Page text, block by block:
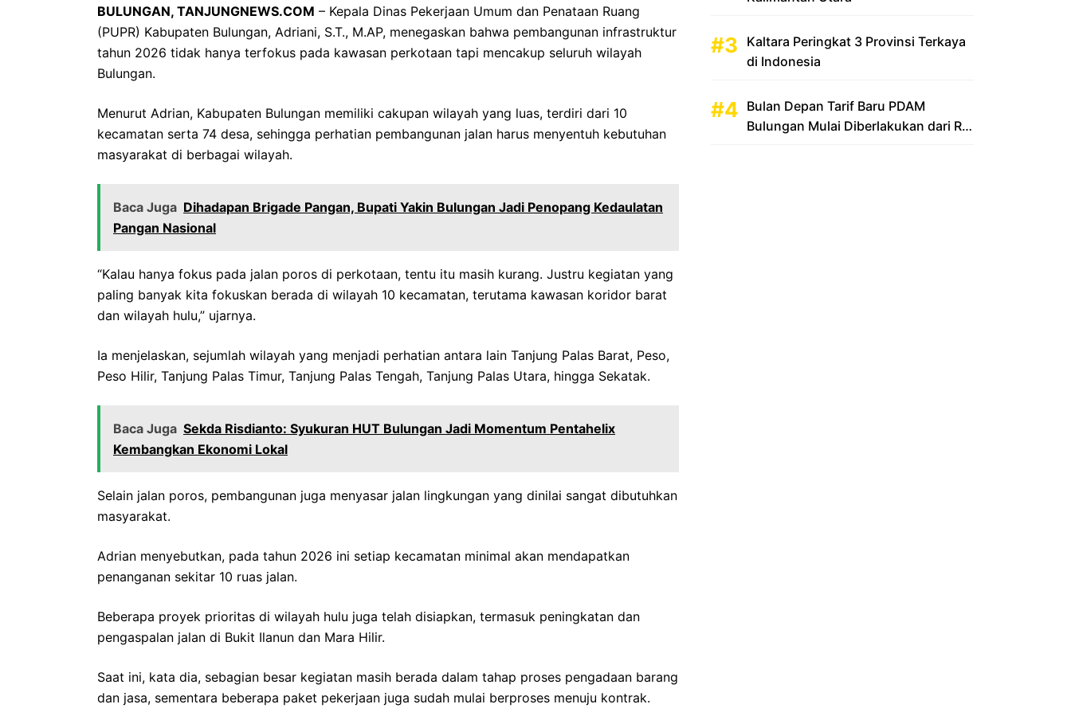
BULUNGAN, TANJUNGNEWS.COM – Kepala Dinas Pekerjaan Umum dan Penataan Ruang
(PUPR) Kabupaten Bulungan, Adriani, S.T., M.AP, menegaskan bahwa pembangunan infrastruktur
tahun 2026 tidak hanya terfokus pada kawasan perkotaan tapi mencakup seluruh wilayah
Bulungan.
‎Menurut Adrian, Kabupaten Bulungan memiliki cakupan wilayah yang luas, terdiri dari 10
kecamatan serta 74 desa, sehingga perhatian pembangunan jalan harus menyentuh kebutuhan
masyarakat di berbagai wilayah.
Baca Juga Dihadapan Brigade Pangan, Bupati Yakin Bulungan Jadi Penopang Kedaulatan
Pangan Nasional
‎“Kalau hanya fokus pada jalan poros di perkotaan, tentu itu masih kurang. Justru kegiatan yang
paling banyak kita fokuskan berada di wilayah 10 kecamatan, terutama kawasan koridor barat
dan wilayah hulu,” ujarnya.
‎Ia menjelaskan, sejumlah wilayah yang menjadi perhatian antara lain Tanjung Palas Barat, Peso,
Peso Hilir, Tanjung Palas Timur, Tanjung Palas Tengah, Tanjung Palas Utara, hingga Sekatak.
Baca Juga Sekda Risdianto: Syukuran HUT Bulungan Jadi Momentum Pentahelix
Kembangkan Ekonomi Lokal
‎Selain jalan poros, pembangunan juga menyasar jalan lingkungan yang dinilai sangat dibutuhkan
masyarakat.
‎Adrian menyebutkan, pada tahun 2026 ini setiap kecamatan minimal akan mendapatkan
penanganan sekitar 10 ruas jalan.
‎Beberapa proyek prioritas di wilayah hulu juga telah disiapkan, termasuk peningkatan dan
pengaspalan jalan di Bukit Ilanun dan Mara Hilir.
‎Saat ini, kata dia, sebagian besar kegiatan masih berada dalam tahap proses pengadaan barang
dan jasa, sementara beberapa paket pekerjaan juga sudah mulai berproses menuju kontrak.
Kaltara Peringkat 3 Provinsi Terkaya
di Indonesia
Bulan Depan Tarif Baru PDAM
Bulungan Mulai Diberlakukan dari Rp